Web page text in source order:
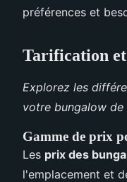
préférences et
Tarification
Explorez les
votre bungalow de
Gamme de prix
Les prix des
l'emplacement et